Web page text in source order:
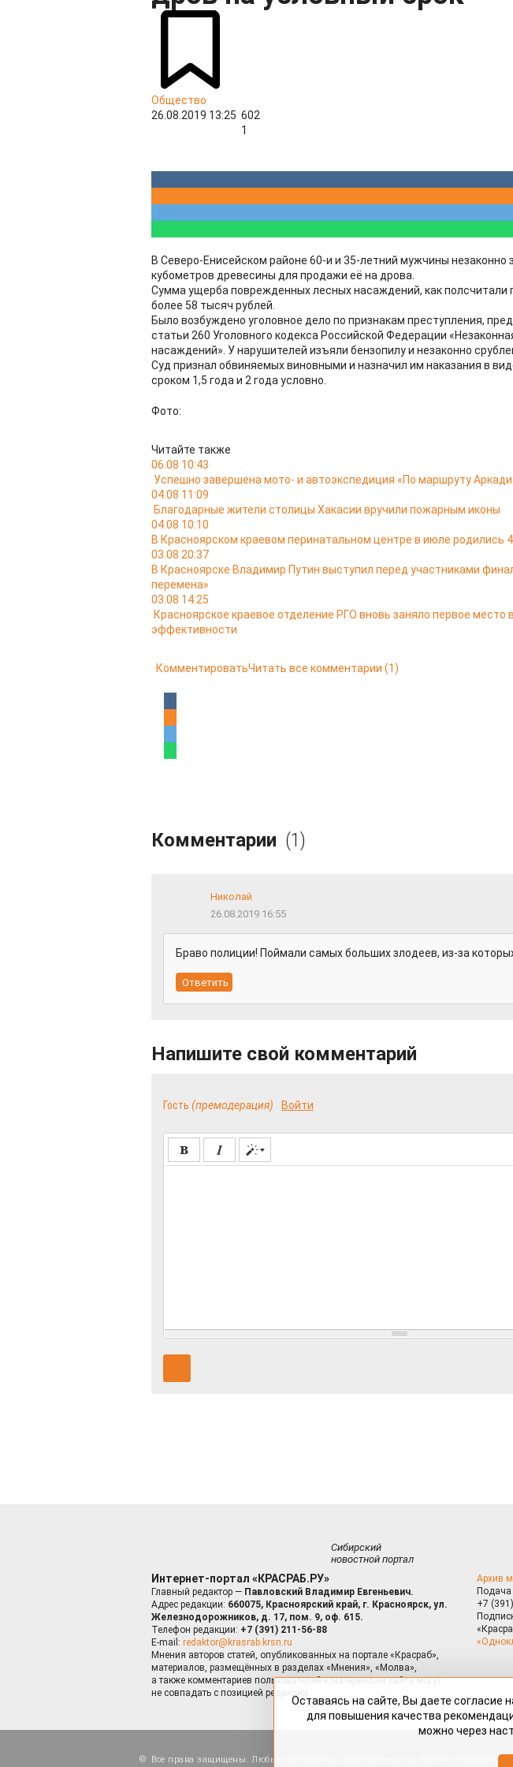
Общество
26.08.2019 13:25 602
1
В Северо-Енисейском районе 60-и и 35-летний мужчины незаконно
кубометров древесины для продажи её на дрова.
Сумма ущерба поврежденных лесных насаждений, как полсчитали
более 58 тысяч рублей.
Было возбуждено уголовное дело по признакам преступления,
статьи 260 Уголовного кодекса Российской Федерации
насаждений». У нарушителей изъяли бензопилу и незаконно
Суд признал обвиняемых виновными и назначил им наказания в
сроком 1,5 года и 2 года условно.
Фото:
Читайте также
06.08 10:43
Успешно завершена мото- и автоэкспедиция «По маршруту
04.08 11:09
Благодарные жители столицы Хакасии вручили пожарным иконы
04.08 10:10
В Красноярском краевом перинатальном центре в июле родились
03.08 20:37
В Красноярске Владимир Путин выступил перед участниками
перемена»
03.08 14:25
Красноярское краевое отделение РГО вновь заняло первое место
эффективности
КомментироватьЧитать все комментарии (1)
Комментарии (1)
Николай
26.08.2019 16:55
Браво полиции! Поймали самых больших злодеев, из-за
Напишите свой комментарий
Гость (премодерация) Войти
Сибирский
новостной портал
Интернет-портал «КРАСРАБ.РУ»
Главный редактор — Павловский Владимир Евгеньевич.
Адрес редакции: 660075, Красноярский край, г. Красноярск, ул.
Железнодорожников, д. 17, пом. 9, оф. 615.
Телефон редакции: +7 (391) 211-56-88
E-mail: redaktor@krasrab.krsn.ru
Мнения авторов статей, опубликованных на портале «Красраб»,
материалов, размещённых в разделах «Мнения», «Молва»,
а также комментариев пользователей к материалам сайта могут
не совпадать с позицией редакции.
Архив
+7
Все права защищены. Любые материалы, размещённые на портале
Оставаясь на сайте, Вы даете согласие
для повышения качества
можно через